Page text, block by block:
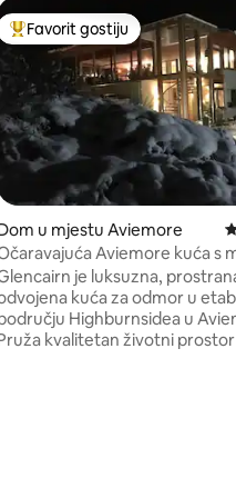
4,95 od 5, recenzija: 152
Glavni favorit gostiju
Favorit gostiju
u mjestu Aviemore
Aviemore kuća s
i saunom
je luksuzna,
kuća za odmor u
Highburnsidea u
kvalitetan životni prostor